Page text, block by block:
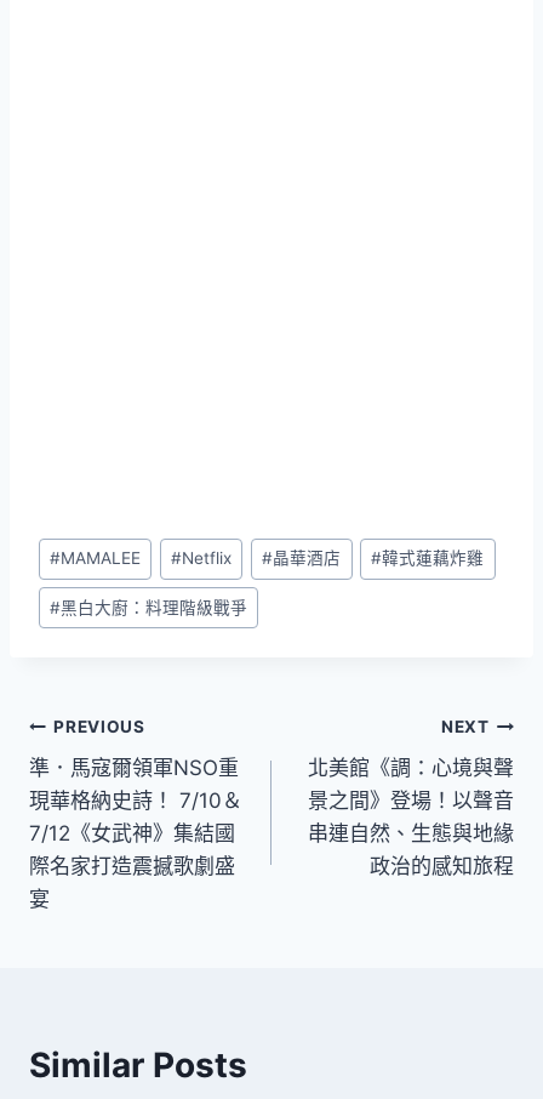
Post
Tags:
#MAMALEE #Netflix #晶華酒店 #韓式蓮藕炸雞
#黑白大廚：料理階級戰爭
文
章
導
覽
PREVIOUS
準．馬寇爾領軍NSO重
現華格納史詩！ 7/10＆
7/12《女武神》集結國
際名家打造震撼歌劇盛
宴
NEXT
北美館《調：心境與聲
景之間》登場！以聲音
串連自然、生態與地緣
政治的感知旅程
Similar Posts